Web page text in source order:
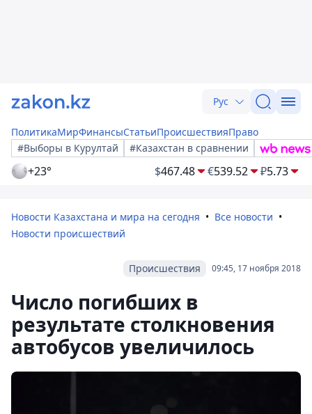
Рус
ПолитикаМирФинансыСтатьиПроисшествияПраво
#Выборы в Курултай
#Казахстан в сравнении
+23° $467.48 €539.52 ₽5.73
Новости Казахстана и мира на сегодня
Все новости
Новости происшествий
09:45, 17 ноября 2018
Происшествия
Число погибших в
результате столкновения
автобусов увеличилось